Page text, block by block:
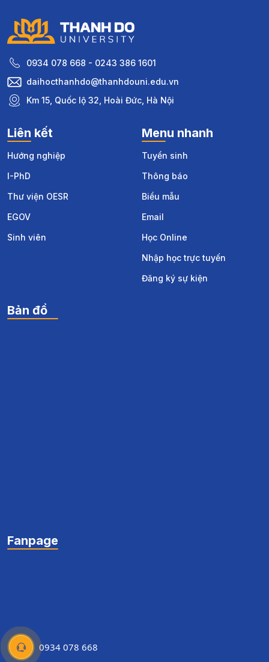
0934 078 668 - 0243 386 1601
daihocthanhdo@thanhdouni.edu.vn
Km 15, Quốc lộ 32, Hoài Đức, Hà Nội
Liên kết
Hướng nghiệp
I-PhD
Thư viện OESR
EGOV
Sinh viên
Menu nhanh
Tuyển sinh
Thông báo
Biểu mẫu
Email
Học Online
Nhập học trực tuyến
Đăng ký sự kiện
Bản đồ
Fanpage
0934 078 668